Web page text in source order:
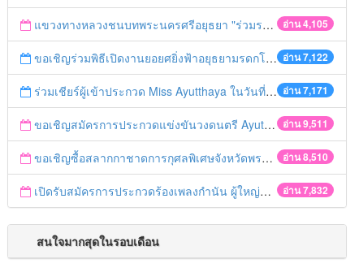
อ่าน 4,105
แขวงทางหลวงชนบทพระนครศรีอยุธยา "ร่วมรณรงค์ ขับช้า เปิดไฟหน้า คาดเข็มขัด" เทศกาลสงกรานต์ ปี 2561
อ่าน 7,122
ขอเชิญร่วมพิธีเปิดงานยอยศยิ่งฟ้าอยุธยามรดกโลก
อ่าน 7,171
ร่วมเชียร์ผู้เข้าประกวด Miss Ayutthaya ในวันที่ 15 ธันวาคม 2560
อ่าน 9,511
ขอเชิญสมัครการประกวดแข่งขันวงดนตรี Ayutthaya battle of the bands
อ่าน 8,510
ขอเชิญซื้อสลากกาชาดการกุศลพิเศษจังหวัดพระนครศรีอยุธยา 2560
อ่าน 7,832
เปิดรับสมัครการประกวดร้องเพลงกำนัน ผู้ใหญ่บ้าน ฯลฯ
สนใจมากสุดในรอบเดือน